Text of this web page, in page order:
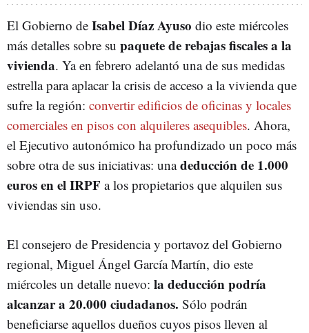
El Gobierno de Isabel Díaz Ayuso dio este miércoles
más detalles sobre su paquete de rebajas fiscales a la
vivienda. Ya en febrero adelantó una de sus medidas
estrella para aplacar la crisis de acceso a la vivienda que
sufre la región: convertir edificios de oficinas y locales
comerciales en pisos con alquileres asequibles. Ahora,
el Ejecutivo autonómico ha profundizado un poco más
sobre otra de sus iniciativas: unadeducción de 1.000
euros en el IRPF a los propietarios que alquilen sus
viviendas sin uso.
El consejero de Presidencia y portavoz del Gobierno
regional, Miguel Ángel García Martín, dio este
miércoles un detalle nuevo: la deducción podría
alcanzar a 20.000 ciudadanos. Sólo podrán
beneficiarse aquellos dueños cuyos pisos lleven al